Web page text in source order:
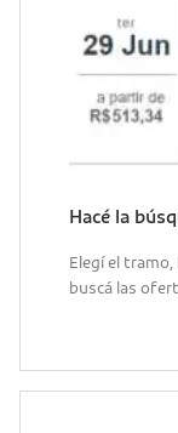
Hacé la
Elegí el
buscá las